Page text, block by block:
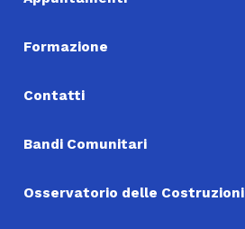
Formazione
Contatti
Bandi Comunitari
Osservatorio delle Costruzioni